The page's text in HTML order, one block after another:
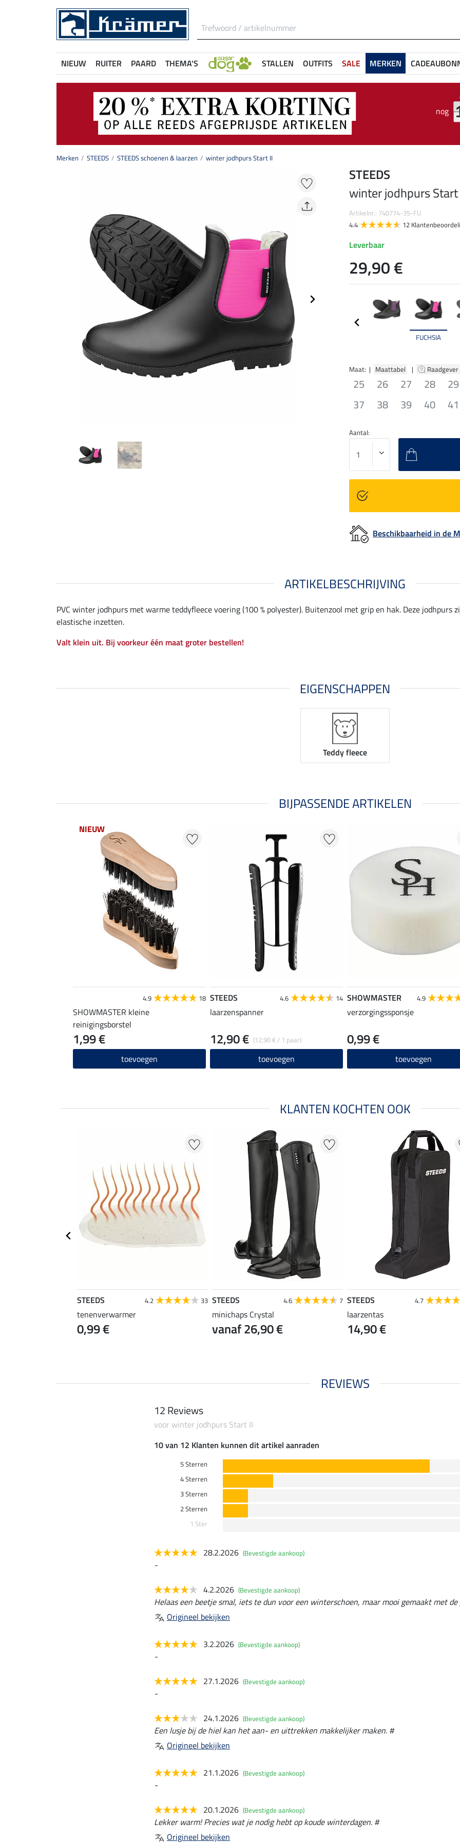
NIEUW RUITER PAARD THEMA'S STALLEN OUTFITS SALE MERKEN
nog
Merken STEEDS STEEDS schoenen & laarzen winter jodhpurs Start II
FUCHSIA
Maat: | Maattabel | Raadgever
25 26 27 28
29
37
38 39 40 41
STEEDS
winter jodhpurs
Artikelnr.: 740774-35-FU
4.4
12
Leverbaar
29,90 €
Aantal:
Beschikbaarheid in de
ARTIKELBESCHRIJVING
PVC winter jodhpurs met warme teddyfleece voering (100 % polyester). Buitenzool met grip en hak. Deze
elastische inzetten.
Valt klein uit. Bij voorkeur één maat groter bestellen!
EIGENSCHAPPEN
Teddy fleece
BIJPASSENDE ARTIKELEN
NIEUW
4.9 18
SHOWMASTER kleine
reinigingsborstel
1,99 €
toevoegen
STEEDS 4.6 14
laarzenspanner
(12,90 € / 1 paar)
12,90 €
toevoegen
SHOWMASTER 4.9
verzorgingssponsje
0,99 €
toevoegen
KLANTEN KOCHTEN OOK
STEEDS 4.2 33
tenenverwarmer
0,99 €
STEEDS 4.6 7
minichaps Crystal
vanaf 26,90 €
STEEDS 4.7
laarzentas
14,90 €
REVIEWS
12 Reviews
voor winter jodhpurs Start II
10 van 12 Klanten kunnen dit artikel aanraden
5 Sterren
4 Sterren
3 Sterren
2 Sterren
1 Ster
28.2.2026 (Bevestigde aankoop)
-
4.2.2026 (Bevestigde aankoop)
Helaas een beetje smal, iets te dun voor een winterschoen, maar mooi gemaakt met
Origineel bekijken
3.2.2026 (Bevestigde aankoop)
-
27.1.2026 (Bevestigde aankoop)
-
24.1.2026 (Bevestigde aankoop)
Een lusje bij de hiel kan het aan- en uittrekken makkelijker maken. #
Origineel bekijken
21.1.2026 (Bevestigde aankoop)
-
20.1.2026 (Bevestigde aankoop)
Lekker warm! Precies wat je nodig hebt op koude winterdagen. #
Origineel bekijken